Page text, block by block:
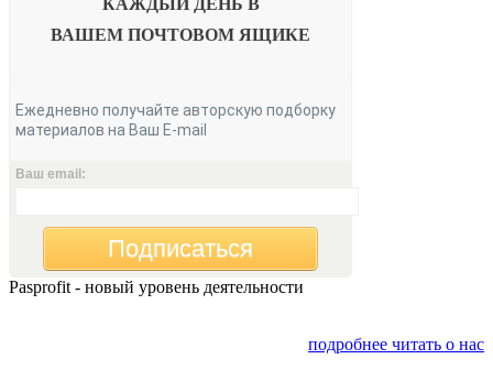
КАЖДЫЙ ДЕНЬ В
ВАШЕМ ПОЧТОВОМ ЯЩИКЕ
Ежедневно получайте авторскую подборку
материалов на Ваш E-mail
Ваш email:
Подписаться
Pasprofit - новый уровень деятельности
подробнее читать о нас